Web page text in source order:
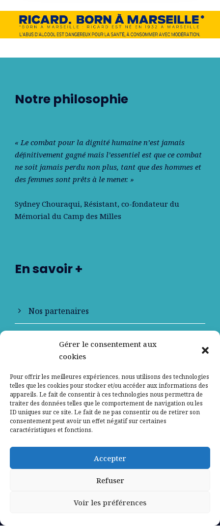
Gérer le consentement aux
cookies
Pour offrir les meilleures expériences, nous utilisons des technologies
telles que les cookies pour stocker et/ou accéder aux informations des
appareils. Le fait de consentir à ces technologies nous permettra de
traiter des données telles que le comportement de navigation ou les
ID uniques sur ce site. Le fait de ne pas consentir ou de retirer son
consentement peut avoir un effet négatif sur certaines
caractéristiques et fonctions.
Accepter
Refuser
Voir les préférences
Notre philosophie
« Le combat pour la dignité humaine n’est jamais
déﬁnitivement gagné mais l’essentiel est que ce combat
ne soit jamais perdu non plus, tant que des hommes et
des femmes sont prêts à le mener. »
Sydney Chouraqui, Résistant, co-fondateur du
Mémorial du Camp des Milles
En savoir +
Nos partenaires
Contactez-nous
Mentions légales
Politique de confidentialité